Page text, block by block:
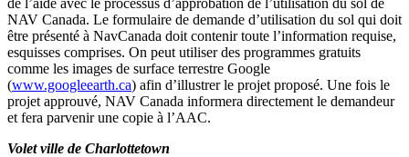
de l’aide avec le processus d’approbation de l’utilisation du sol de
NAV Canada. Le formulaire de demande d’utilisation du sol qui doit
être présenté à NavCanada doit contenir toute l’information requise,
esquisses comprises. On peut utiliser des programmes gratuits
comme les images de surface terrestre Google
(www.googleearth.ca) afin d’illustrer le projet proposé. Une fois le
projet approuvé, NAV Canada informera directement le demandeur
et fera parvenir une copie à l’AAC.
Volet ville de Charlottetown